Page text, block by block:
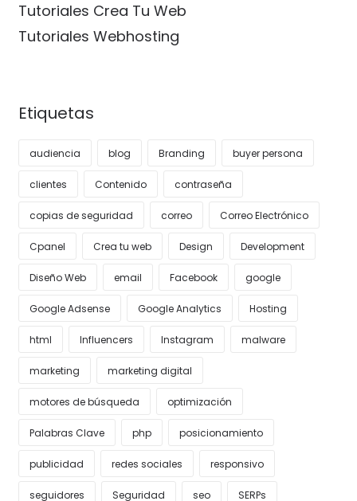
Tutoriales Crea Tu Web
Tutoriales Webhosting
Etiquetas
audiencia blog Branding buyer persona
clientes Contenido contraseña
copias de seguridad correo Correo Electrónico
Cpanel Crea tu web Design Development
Diseño Web email Facebook google
Google Adsense Google Analytics Hosting
html Influencers Instagram malware
marketing marketing digital
motores de búsqueda optimización
Palabras Clave php posicionamiento
publicidad redes sociales responsivo
seguidores Seguridad seo SERPs